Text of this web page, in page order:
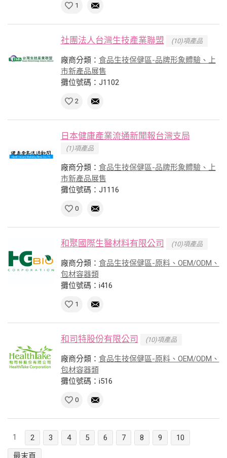
1
社團法人台灣生技產業聯盟 (10)項產品
廠商分類： 食品生技保健區-品牌形象體驗、上
市新產品展售
攤位號碼：J1102
2
日本健康產業流通新聞報台灣支局
(1)項產品
廠商分類： 食品生技保健區-品牌形象體驗、上
市新產品展售
攤位號碼：J1116
0
和聚國際生醫材料有限公司 (10)項產品
廠商分類： 食品生技保健區-原料、OEM/ODM、
包材容器類
攤位號碼：i416
1
和司特股份有限公司 (10)項產品
廠商分類： 食品生技保健區-原料、OEM/ODM、
包材容器類
攤位號碼：i516
0
1 2 3 4 5 6 7 8 9
10
最末頁